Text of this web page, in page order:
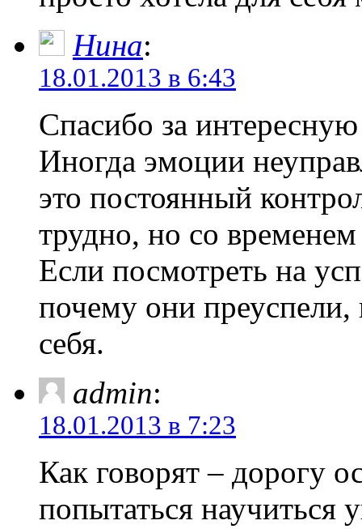
Нина:
18.01.2013 в 6:43
Спасибо за
Иногда эмоции
это постоянный
трудно, но со
Если посмотреть на
почему они преуспели,
себя.
admin:
18.01.2013 в 7:23
Как говорят – дорогу
попытаться научиться